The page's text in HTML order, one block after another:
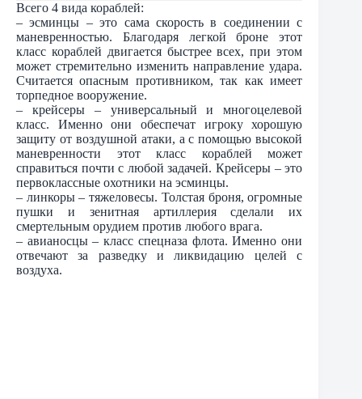
Всего 4 вида кораблей:
– эсминцы – это сама скорость в соединении с
маневренностью. Благодаря легкой броне этот
класс кораблей двигается быстрее всех, при этом
может стремительно изменить направление удара.
Считается опасным противником, так как имеет
торпедное вооружение.
– крейсеры – универсальный и многоцелевой
класс. Именно они обеспечат игроку хорошую
защиту от воздушной атаки, а с помощью высокой
маневренности этот класс кораблей может
справиться почти с любой задачей. Крейсеры – это
первоклассные охотники на эсминцы.
– линкоры – тяжеловесы. Толстая броня, огромные
пушки и зенитная артиллерия сделали их
смертельным орудием против любого врага.
– авианосцы – класс спецназа флота. Именно они
отвечают за разведку и ликвидацию целей с
воздуха.